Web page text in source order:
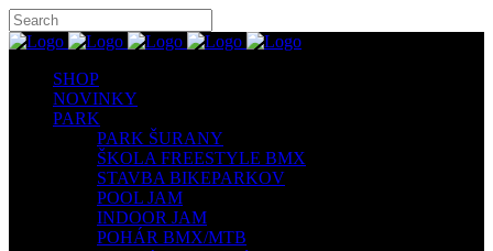
SHOP
NOVINKY
PARK
PARK ŠURANY
ŠKOLA FREESTYLE BMX
STAVBA BIKEPARKOV
POOL JAM
INDOOR JAM
POHÁR BMX/MTB